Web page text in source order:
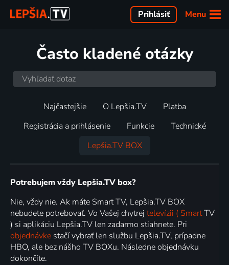
Menu
Prihlásiť
Často kladené otázky
Najčastejšie O Lepšia.TV
Platba
Registrácia a prihlásenie
Funkcie
Technické
Lepšia.TV BOX
Potrebujem vždy Lepšia.TV box?
Nie, vždy nie. Ak máte Smart TV, Lepšia.TV BOX
nebudete potrebovať. Vo Vašej chytrej televízii ( SmartTV
) si aplikáciu Lepšia.TV len zadarmo stiahnete. Pri
objednávke stačí vybrať len službu Lepšia.TV, prípadne
HBO, ale bez nášho TV BOXu. Následne objednávku
dokončíte.